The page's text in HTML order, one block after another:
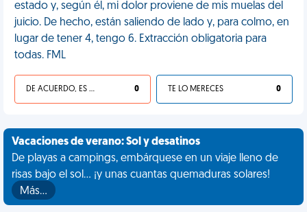
estado y, según él, mi dolor proviene de mis muelas del
juicio. De hecho, están saliendo de lado y, para colmo, en
lugar de tener 4, tengo 6. Extracción obligatoria para
todas. FML
DE ACUERDO, ES UNA VIDA HP 0 TE LO MERECES 0
Vacaciones de verano: Sol y desatinos
De playas a campings, embárquese en un viaje lleno de
risas bajo el sol... ¡y unas cuantas quemaduras solares!
Más…